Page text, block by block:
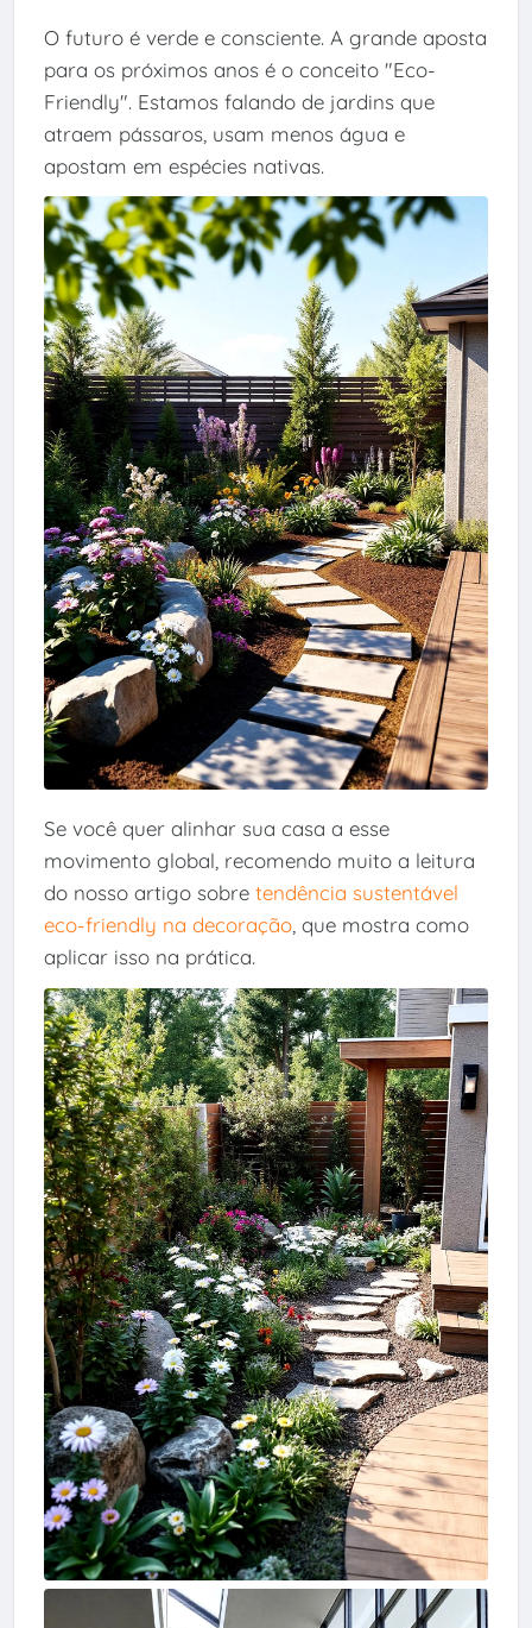
O futuro é verde e consciente. A grande aposta
para os próximos anos é o conceito "Eco-
Friendly". Estamos falando de jardins que
atraem pássaros, usam menos água e
apostam em espécies nativas.
Se você quer alinhar sua casa a esse
movimento global, recomendo muito a leitura
do nosso artigo sobre tendência sustentável
eco-friendly na decoração, que mostra como
aplicar isso na prática.